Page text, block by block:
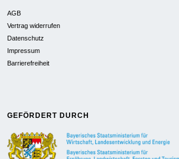
AGB
Vertrag widerrufen
Datenschutz
Impressum
Barrierefreiheit
GEFÖRDERT DURCH